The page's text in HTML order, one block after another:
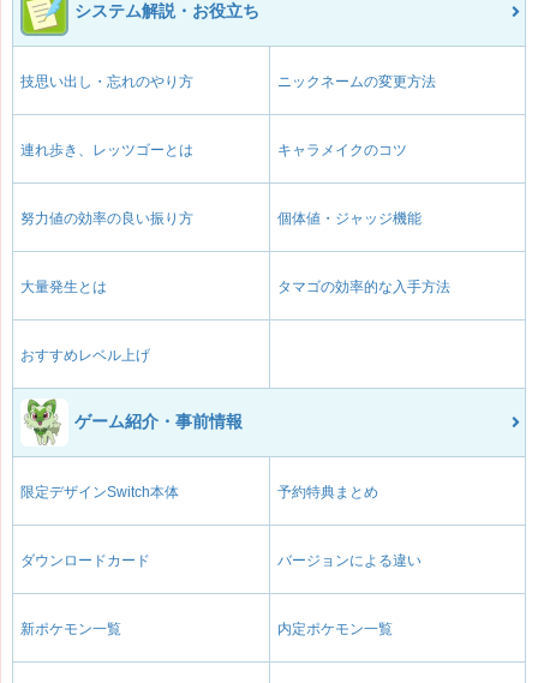
システム解説・お役立ち
技思い出し・忘れのやり方 ニックネームの変更方法
連れ歩き、レッツゴーとは キャラメイクのコツ
努力値の効率の良い振り方 個体値・ジャッジ機能
大量発生とは タマゴの効率的な入手方法
おすすめレベル上げ
ゲーム紹介・事前情報
限定デザインSwitch本体 予約特典まとめ
ダウンロードカード バージョンによる違い
新ポケモン一覧 内定ポケモン一覧